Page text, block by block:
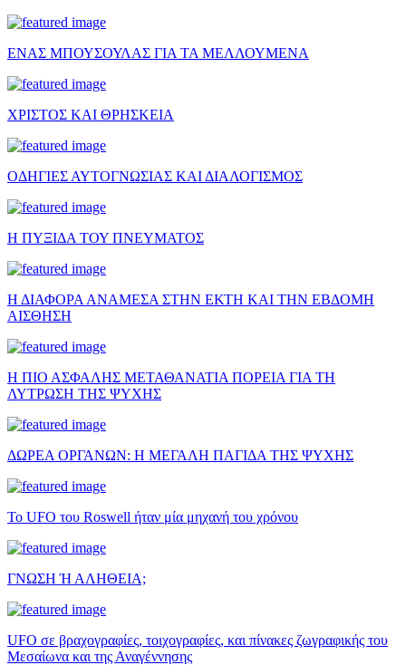
ΕΝΑΣ ΜΠΟΥΣΟΥΛΑΣ ΓΙΑ ΤΑ ΜΕΛΛΟΥΜΕΝΑ
ΧΡΙΣΤΟΣ ΚΑΙ ΘΡΗΣΚΕΙΑ
ΟΔΗΓΙΕΣ ΑΥΤΟΓΝΩΣΙΑΣ ΚΑΙ ΔΙΑΛΟΓΙΣΜΟΣ
Η ΠΥΞΙΔΑ ΤΟΥ ΠΝΕΥΜΑΤΟΣ
Η ΔΙΑΦΟΡΑ ΑΝΑΜΕΣΑ ΣΤΗΝ ΕΚΤΗ ΚΑΙ ΤΗΝ ΕΒΔΟΜΗ
ΑΙΣΘΗΣΗ
Η ΠΙΟ ΑΣΦΑΛΗΣ ΜΕΤΑΘΑΝΑΤΙΑ ΠΟΡΕΙΑ ΓΙΑ ΤΗ
ΛΥΤΡΩΣΗ ΤΗΣ ΨΥΧΗΣ
ΔΩΡΕΑ ΟΡΓΑΝΩΝ: Η ΜΕΓΑΛΗ ΠΑΓΙΔΑ ΤΗΣ ΨΥΧΗΣ
Το UFO του Roswell ήταν μία μηχανή του χρόνου
ΓΝΩΣΗ Ή ΑΛΗΘΕΙΑ;
UFO σε βραχογραφίες, τοιχογραφίες, και πίνακες ζωγραφικής του
Μεσαίωνα και της Αναγέννησης